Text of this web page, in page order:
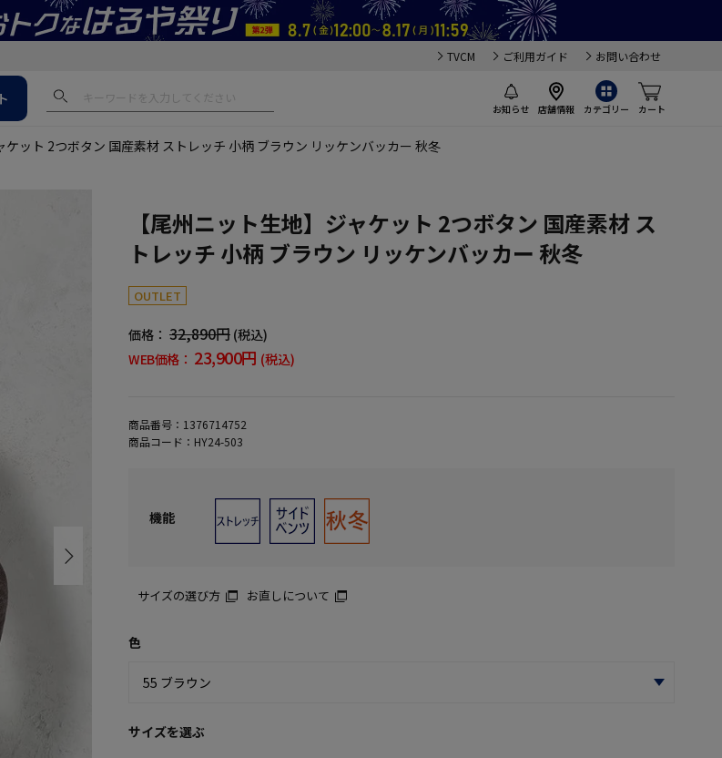
TVCM ご利用ガイド お問い合わせ
お知らせ 店舗情報 カテゴリー カート
ケット 2つボタン 国産素材 ストレッチ 小柄 ブラウン リッケンバッカー 秋冬
【尾州ニット生地】ジャケット 2つボタン 国産素材 ス
トレッチ 小柄 ブラウン リッケンバッカー 秋冬
OUTLET
価格： 32,890円 (税込)
WEB価格： 23,900円 (税込)
商品番号： 1376714752
商品コード： HY24-503
機能
サイズの選び方 お直しについて
色
サイズを選ぶ